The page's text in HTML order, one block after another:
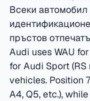
Всеки
пръстов
Audi uses WAU
for Audi Sport
vehicles. Position
A4, Q5, etc.),